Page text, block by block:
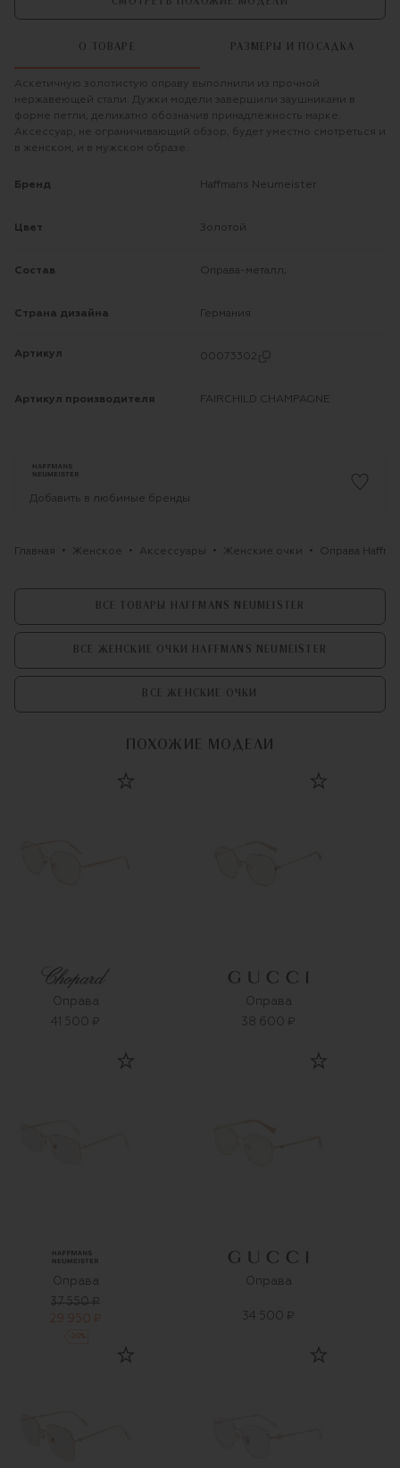
О ТОВАРЕ РАЗМЕРЫ И ПОСАДКА
Аскетичную золотистую оправу выполнили из прочной
нержавеющей стали. Дужки модели завершили заушниками в
форме петли, деликатно обозначив принадлежность марке.
Аксессуар, не ограничивающий обзор, будет уместно смотреться и
в женском, и в мужском образе.
Бренд Haffmans Neumeister
Цвет Золотой
Состав Оправа-металл;
Страна дизайна Германия
Артикул 00073302
Артикул производителя FAIRCHILD CHAMPAGNE
Добавить в любимые бренды
Главная Женское Аксессуары Женские очки Оправа
ВСЕ ТОВАРЫ HAFFMANS NEUMEISTER
ВСЕ ЖЕНСКИЕ ОЧКИ HAFFMANS NEUMEISTER
ВСЕ ЖЕНСКИЕ ОЧКИ
ПОХОЖИЕ МОДЕЛИ
Оправа
41 500 ₽
Оправа
38 600 ₽
Оправа
37 550 ₽
29 950 ₽
20 %
Оправа
34 500 ₽